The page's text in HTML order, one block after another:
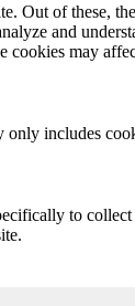
of these,
and
cookies may
includes
to